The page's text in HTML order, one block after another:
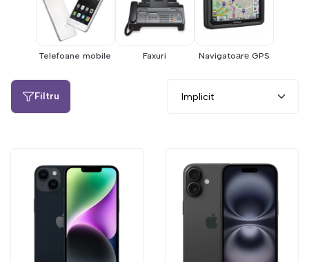
Telefoane mobile Faxuri Navigatoаrе GPS
Filtru